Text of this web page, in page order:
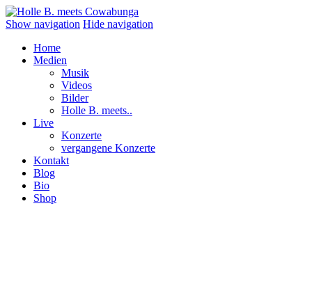
Show navigation Hide navigation
Home
Medien
Musik
Videos
Bilder
Holle B. meets..
Live
Konzerte
vergangene Konzerte
Kontakt
Blog
Bio
Shop